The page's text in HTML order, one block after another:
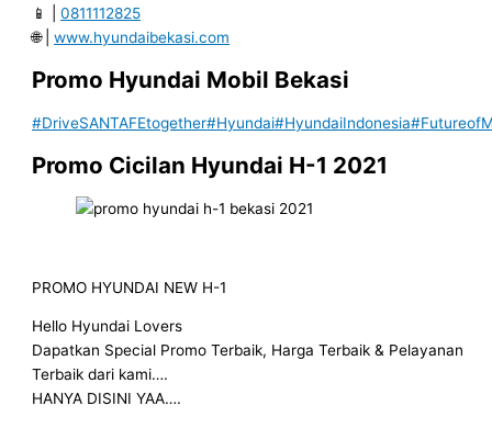
📱 |0811112825
🌐 |www.hyundaibekasi.com
Promo Hyundai Mobil Bekasi
#DriveSANTAFEtogether#Hyundai#HyundaiIndonesia
Promo Cicilan Hyundai H-1 2021
PROMO HYUNDAI NEW H-1
Hello Hyundai Lovers
Dapatkan Special Promo Terbaik, Harga Terbaik & Pelayanan
Terbaik dari kami….
HANYA DISINI YAA….